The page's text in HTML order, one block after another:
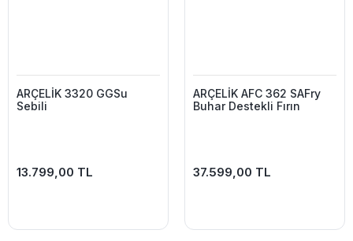
ARÇELİK 3320 GGSu
Sebili
13.799,00 TL
ARÇELİK AFC 362 SAFry
Buhar Destekli Fırın
37.599,00 TL